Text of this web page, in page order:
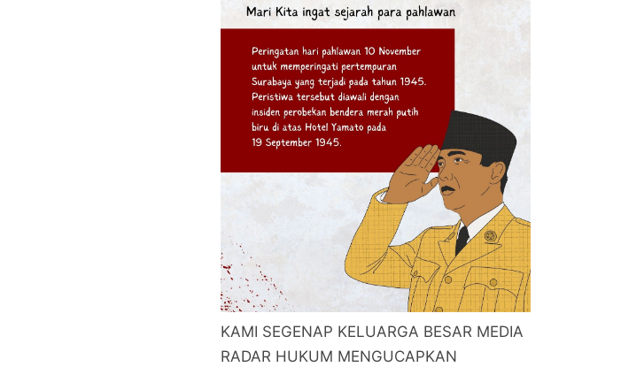
KAMI SEGENAP KELUARGA BESAR MEDIA
RADAR HUKUM MENGUCAPKAN